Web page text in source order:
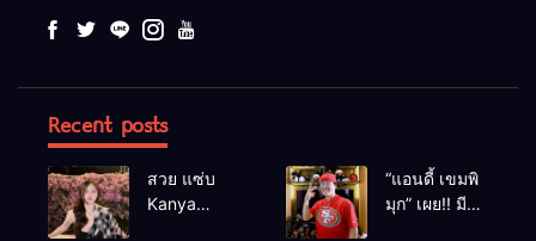
Recent posts
สวย แซ่บ
Kanya
“แอนดี้ เขมพิ
มุก” เผย!! มี